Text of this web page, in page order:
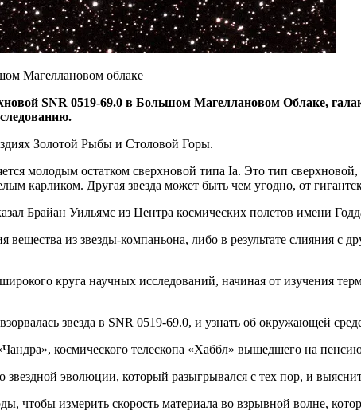
SNR 0519-69.0 в Большом Магеллановом Облаке,
Золотой Рыбы и Столовой Горы.
молодым остатком сверхновой типа Ia. Это тип
карликом. Другая звезда может быть чем угодно, от
Брайан Уильямс из Центра космических полетов имени
из звезды-компаньона, либо в результате слияния с
круга научных исследований, начиная от изучения
звезда в SNR 0519-69.0, и узнать об окружающей
космического телескопа «Хаббл» вышедшего на
эволюции, который разыгрывался с тех пор, и
чтобы измерить скорость материала во взрывной волне,